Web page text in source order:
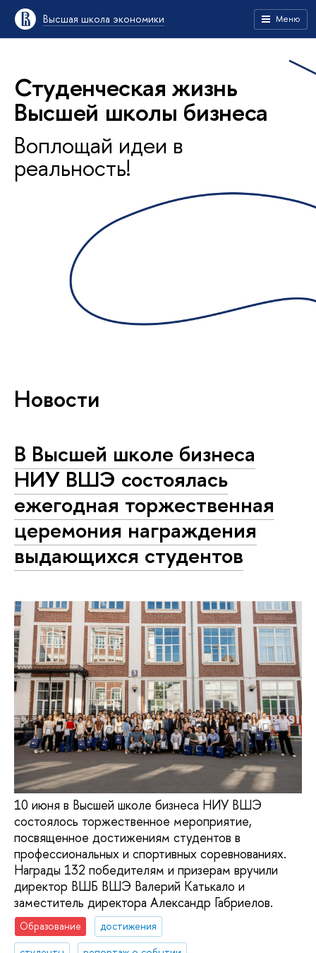
Высшая школа экономики Меню
Студенческая жизнь
Высшей школы бизнеса
Воплощай идеи в
реальность!
Новости
В Высшей школе бизнеса
НИУ ВШЭ состоялась
ежегодная торжественная
церемония награждения
выдающихся студентов
10 июня в Высшей школе бизнеса НИУ ВШЭ
состоялось торжественное мероприятие,
посвященное достижениям студентов в
профессиональных и спортивных соревнованиях.
Награды 132 победителям и призерам вручили
директор ВШБ ВШЭ Валерий Катькало и
заместитель директора Александр Габриелов.
Образование
достижения